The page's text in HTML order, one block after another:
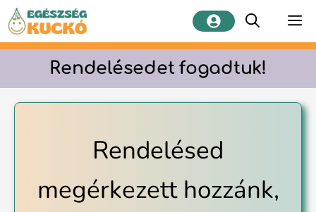
Kilépés
tartalomba
Rendelésedet fogadtuk!
Rendelésed
megérkezett hozzánk,